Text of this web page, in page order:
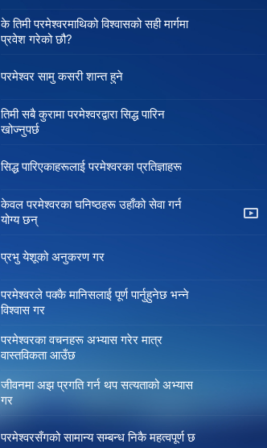
के तिमी परमेश्‍वरमाथिको विश्‍वासको सही मार्गमा
प्रवेश गरेको छौ?
परमेश्‍वर सामु कसरी शान्त हुने
तिमी सबै कुरामा परमेश्‍वरद्वारा सिद्ध पारिन
खोज्नुपर्छ
सिद्ध पारिएकाहरूलाई परमेश्‍वरका प्रतिज्ञाहरू
केवल परमेश्‍वरका घनिष्ठहरू उहाँको सेवा गर्न
योग्य छन्
प्रभु येशूको अनुकरण गर
परमेश्‍वरले पक्कै मानिसलाई पूर्ण पार्नुहुनेछ भन्ने
विश्‍वास गर
परमेश्‍वरका वचनहरू अभ्यास गरेर मात्र
वास्तविकता आउँछ
जीवनमा अझ प्रगति गर्न थप सत्यताको अभ्यास
गर
परमेश्‍वरसँगको सामान्य सम्बन्ध निकै महत्वपूर्ण छ